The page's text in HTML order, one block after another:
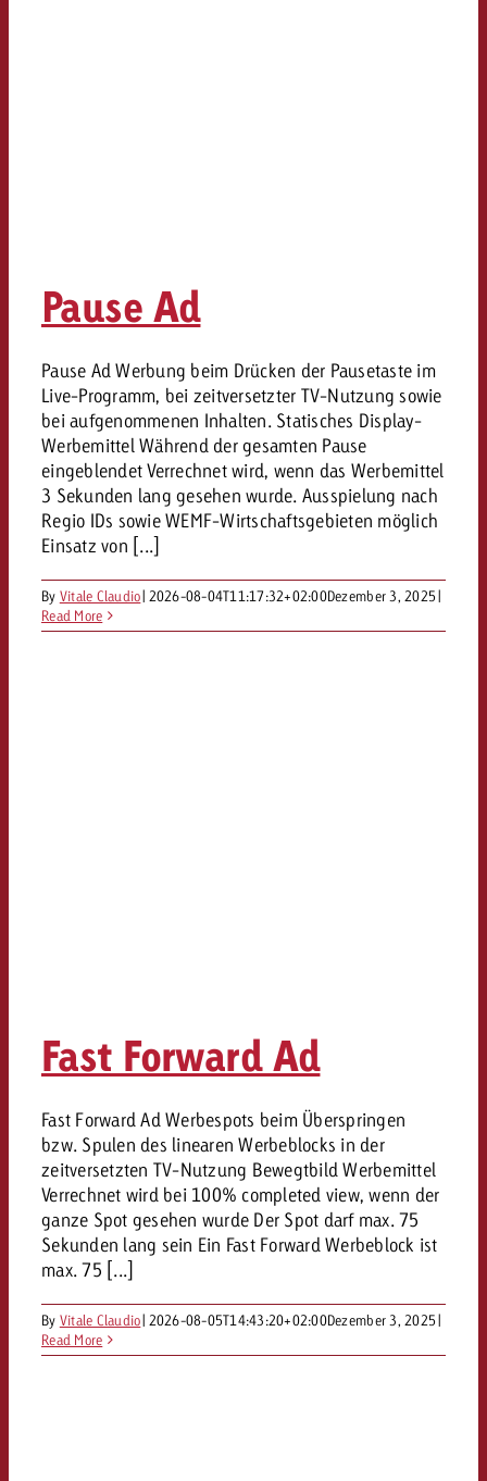
Pause Ad
Pause Ad Werbung beim Drücken der Pausetaste im
Live-Programm, bei zeitversetzter TV-Nutzung sowie
bei aufgenommenen Inhalten. Statisches Display-
Werbemittel Während der gesamten Pause
eingeblendet Verrechnet wird, wenn das Werbemittel
3 Sekunden lang gesehen wurde. Ausspielung nach
Regio IDs sowie WEMF-Wirtschaftsgebieten möglich
Einsatz von [...]
By Vitale Claudio| 2026-08-04T11:17:32+02:00Dezember 3, 2025|
Read More
Fast Forward Ad
Fast Forward Ad Werbespots beim Überspringen
bzw. Spulen des linearen Werbeblocks in der
zeitversetzten TV-Nutzung Bewegtbild Werbemittel
Verrechnet wird bei 100% completed view, wenn der
ganze Spot gesehen wurde Der Spot darf max. 75
Sekunden lang sein Ein Fast Forward Werbeblock ist
max. 75 [...]
By Vitale Claudio| 2026-08-05T14:43:20+02:00Dezember 3, 2025|
Read More